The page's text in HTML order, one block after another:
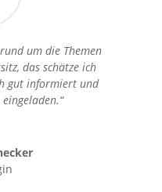
um die Themen
das schätze ich
gut informiert und